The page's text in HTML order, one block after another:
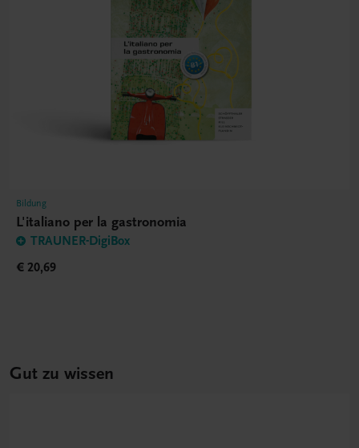
Bildung
L'italiano per la gastronomia
TRAUNER-DigiBox
€ 20,69
Gut zu wissen